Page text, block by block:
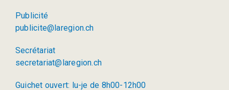
Publicité
publicite@laregion.ch
Secrétariat
secretariat@laregion.ch
Guichet ouvert: lu-je de 8h00-12h00